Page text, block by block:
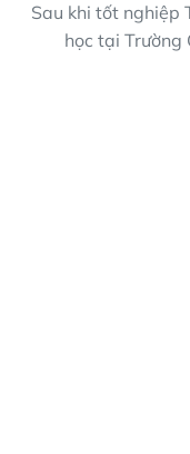
Sau khi tốt nghiệp
học tại Trường